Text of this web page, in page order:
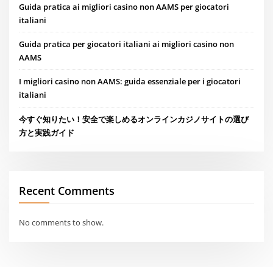
Guida pratica ai migliori casino non AAMS per giocatori
italiani
Guida pratica per giocatori italiani ai migliori casino non
AAMS
I migliori casino non AAMS: guida essenziale per i giocatori
italiani
今すぐ知りたい！安全で楽しめるオンラインカジノサイトの選び
方と実践ガイド
Recent Comments
No comments to show.